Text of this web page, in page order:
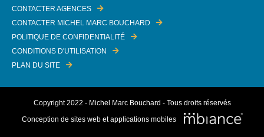
CONTACTER AGENCES
CONTACTER MICHEL MARC BOUCHARD
POLITIQUE DE CONFIDENTIALITÉ
CONDITIONS D'UTILISATION
PLAN DU SITE
Copyright 2022 - Michel Marc Bouchard - Tous droits réservés
Conception de sites web et applications mobiles